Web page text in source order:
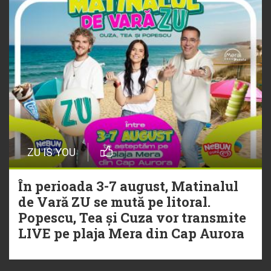
ZU IS YOU
În perioada 3-7 august, Matinalul
de Vară ZU se mută pe litoral.
Popescu, Tea și Cuza vor transmite
LIVE pe plaja Mera din Cap Aurora